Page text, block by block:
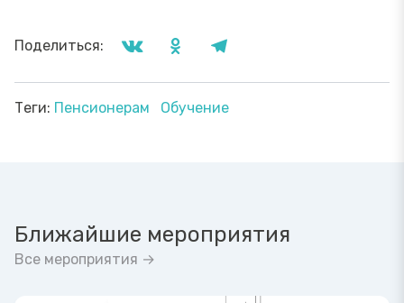
Поделиться:
Теги: Пенсионерам Обучение
Ближайшие мероприятия
Все мероприятия →